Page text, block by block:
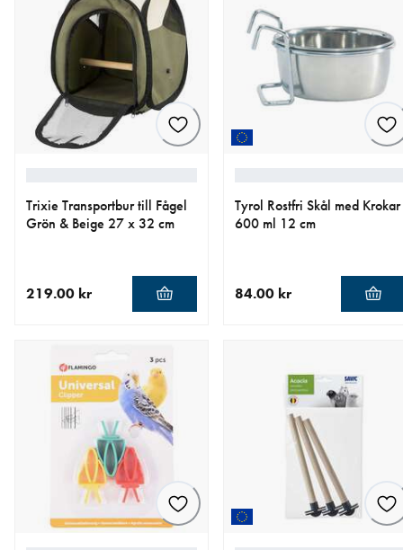
Trixie Transportbur till Fågel
Grön & Beige 27 x 32 cm
219.00 kr
Tyrol Rostfri Skål med Krokar
600 ml 12 cm
84.00 kr